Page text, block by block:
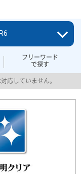
フリーワード
で探す
応していません。